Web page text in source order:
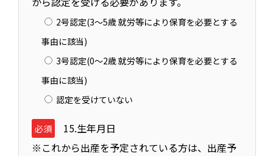
2号認定(3～5歳 就労等により保育を必要とする
事由に該当)
3号認定(0～2歳 就労等により保育を必要とする
事由に該当)
認定を受けていない
必須
15.生年月日
※これから出産を予定されている方は、出産予